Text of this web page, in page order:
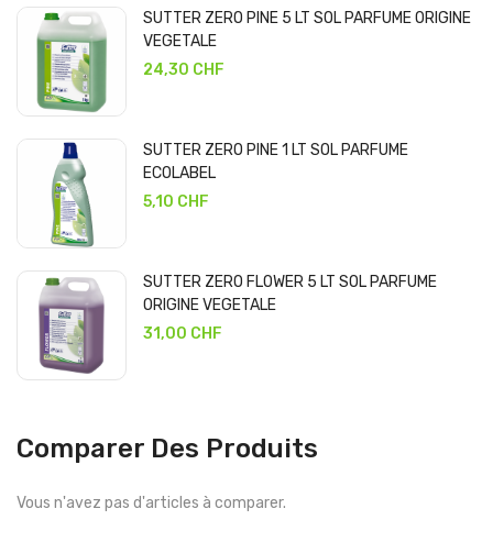
SUTTER ZERO PINE 5 LT SOL PARFUME ORIGINE
VEGETALE
24,30 CHF
SUTTER ZERO PINE 1 LT SOL PARFUME
ECOLABEL
5,10 CHF
SUTTER ZERO FLOWER 5 LT SOL PARFUME
ORIGINE VEGETALE
31,00 CHF
Comparer Des Produits
Vous n'avez pas d'articles à comparer.